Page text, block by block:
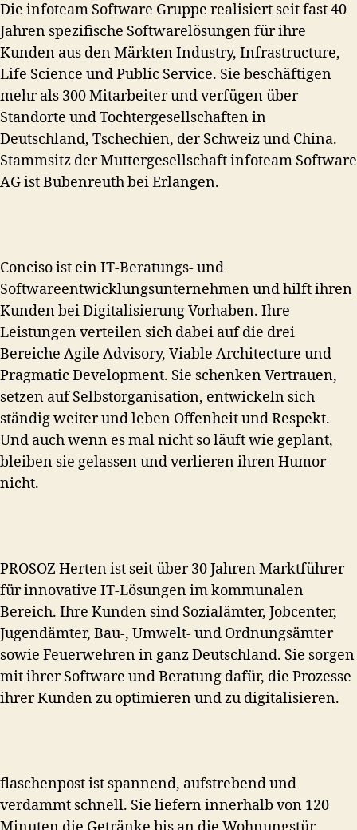
Die infoteam Software Gruppe realisiert seit fast 40
Jahren spezifische Softwarelösungen für ihre
Kunden aus den Märkten Industry, Infrastructure,
Life Science und Public Service. Sie beschäftigen
mehr als 300 Mitarbeiter und verfügen über
Standorte und Tochtergesellschaften in
Deutschland, Tschechien, der Schweiz und China.
Stammsitz der Muttergesellschaft infoteam Software
AG ist Bubenreuth bei Erlangen.
Conciso ist ein IT-Beratungs- und
Softwareentwicklungsunternehmen und hilft ihren
Kunden bei Digitalisierung Vorhaben. Ihre
Leistungen verteilen sich dabei auf die drei
Bereiche Agile Advisory, Viable Architecture und
Pragmatic Development. Sie schenken Vertrauen,
setzen auf Selbstorganisation, entwickeln sich
ständig weiter und leben Offenheit und Respekt.
Und auch wenn es mal nicht so läuft wie geplant,
bleiben sie gelassen und verlieren ihren Humor
nicht.
PROSOZ Herten ist seit über 30 Jahren Marktführer
für innovative IT-Lösungen im kommunalen
Bereich. Ihre Kunden sind Sozialämter, Jobcenter,
Jugendämter, Bau-, Umwelt- und Ordnungsämter
sowie Feuerwehren in ganz Deutschland. Sie sorgen
mit ihrer Software und Beratung dafür, die Prozesse
ihrer Kunden zu optimieren und zu digitalisieren.
flaschenpost ist spannend, aufstrebend und
verdammt schnell. Sie liefern innerhalb von 120